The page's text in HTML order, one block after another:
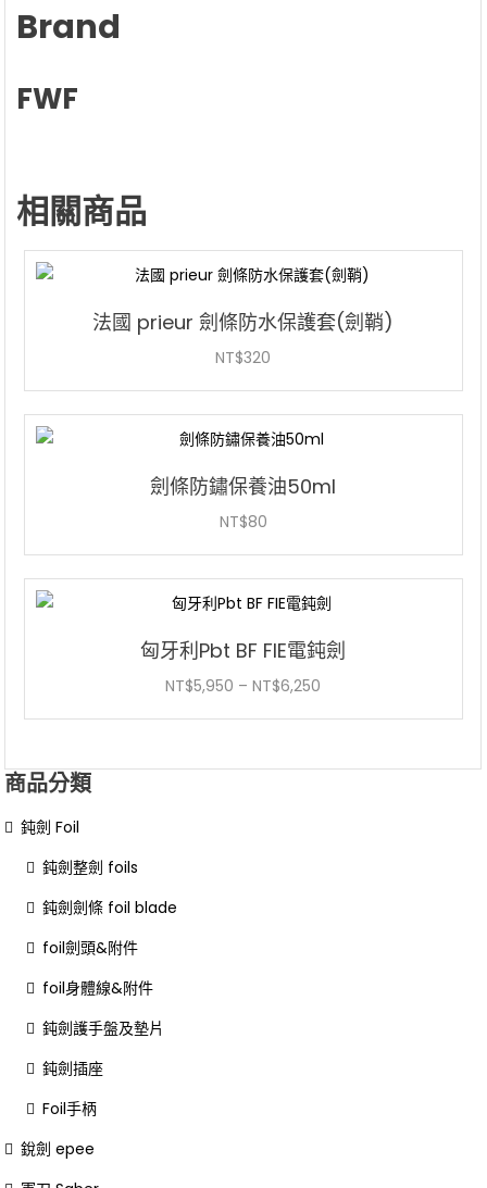
Brand
FWF
相關商品
法國 prieur 劍條防水保護套(劍鞘)
NT$320
劍條防鏽保養油50ml
NT$80
匈牙利Pbt BF FIE電鈍劍
NT$5,950 – NT$6,250
圍：
商品分類
鈍劍 Foil
鈍劍整劍 foils
鈍劍劍條 foil blade
foil劍頭&附件
foil身體線&附件
鈍劍護手盤及墊片
鈍劍插座
Foil手柄
銳劍 epee